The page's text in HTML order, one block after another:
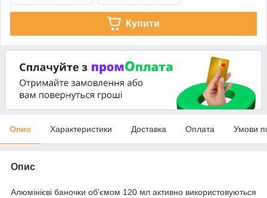
Купити
Опис Характеристики Доставка Оплата Умови
Опис
Алюмінієві баночки об'ємом 120 мл активно використовуються